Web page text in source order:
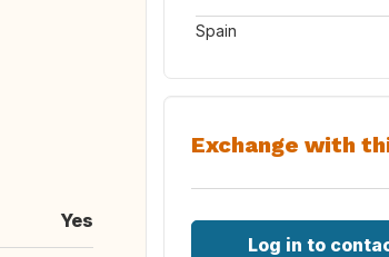
Yes
Spain
Exchange with
Log in to